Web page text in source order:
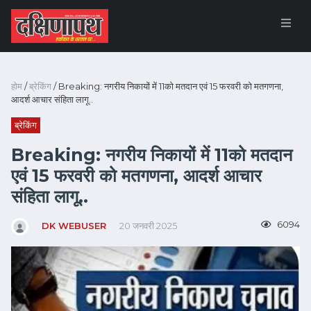
होम/ब्रेकिंग/ Breaking: नगरीय निकायों में 11को मतदान एवं 15 फरवरी को मतगणना,
आदर्श आचार संहिता लागू..
ब्रेकिंग
Breaking: नगरीय निकायों में 11को मतदान
एवं 15 फरवरी को मतगणना, आदर्श आचार
संहिता लागू..
DK WEBUSER 20 जनवरी 2025 6094